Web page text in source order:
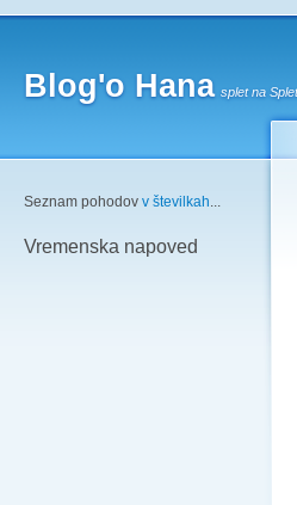
Blog'o Hana splet na
Seznam pohodov v številkah...
Vremenska napoved